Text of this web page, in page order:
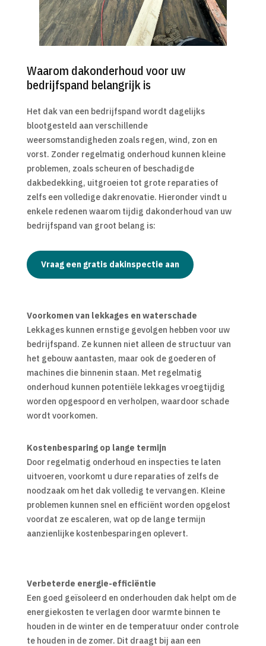
Waarom dakonderhoud voor uw
bedrijfspand belangrijk is
Het dak van een bedrijfspand wordt dagelijks
blootgesteld aan verschillende
weersomstandigheden zoals regen, wind, zon en
vorst. Zonder regelmatig onderhoud kunnen kleine
problemen, zoals scheuren of beschadigde
dakbedekking, uitgroeien tot grote reparaties of
zelfs een volledige dakrenovatie. Hieronder vindt u
enkele redenen waarom tijdig dakonderhoud van uw
bedrijfspand van groot belang is:
Vraag een gratis dakinspectie aan
Voorkomen van lekkages en waterschade
Lekkages kunnen ernstige gevolgen hebben voor uw
bedrijfspand. Ze kunnen niet alleen de structuur van
het gebouw aantasten, maar ook de goederen of
machines die binnenin staan. Met regelmatig
onderhoud kunnen potentiële lekkages vroegtijdig
worden opgespoord en verholpen, waardoor schade
wordt voorkomen.
Kostenbesparing op lange termijn
Door regelmatig onderhoud en inspecties te laten
uitvoeren, voorkomt u dure reparaties of zelfs de
noodzaak om het dak volledig te vervangen. Kleine
problemen kunnen snel en efficiënt worden opgelost
voordat ze escaleren, wat op de lange termijn
aanzienlijke kostenbesparingen oplevert.
Verbeterde energie-efficiëntie
Een goed geïsoleerd en onderhouden dak helpt om de
energiekosten te verlagen door warmte binnen te
houden in de winter en de temperatuur onder controle
te houden in de zomer. Dit draagt bij aan een